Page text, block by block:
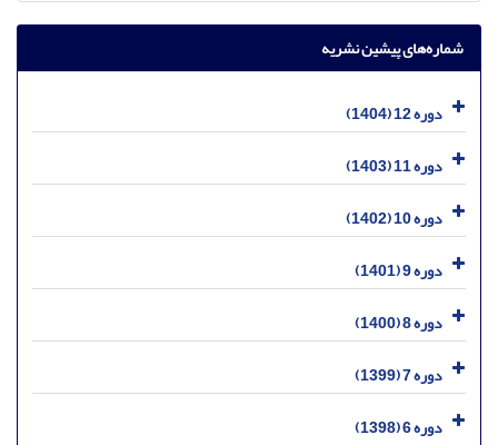
شماره‌های پیشین نشریه
دوره 12 (1404)
دوره 11 (1403)
دوره 10 (1402)
دوره 9 (1401)
دوره 8 (1400)
دوره 7 (1399)
دوره 6 (1398)